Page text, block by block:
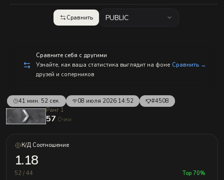
Сравнить PUBLIC
Сравните себя с другими
Узнайте, как ваша статистика выглядит на фоне
друзей и соперников
Сравнить →
41 мин. 52 сек. 08 июля 2026 14:52
#4508
Ранг 1
57 Очки
К/Д Соотношение
1.18
52 / 44 Top 70%
с